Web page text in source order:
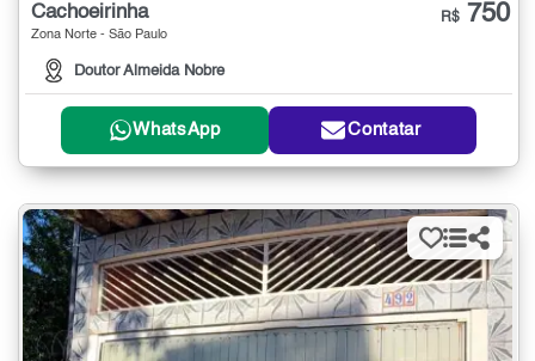
Cachoeirinha
Zona Norte - São Paulo
Doutor Almeida Nobre
R$ 750
WhatsApp Contatar